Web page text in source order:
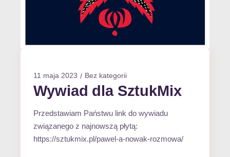
11 maja 2023 Bez kategorii
Wywiad dla SztukMix
Przedstawiam Państwu link do wywiadu
związanego z najnowszą płytą:
https://sztukmix.pl/pawel-a-nowak-rozmowa/